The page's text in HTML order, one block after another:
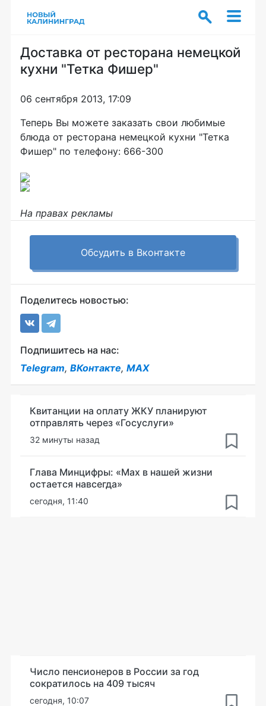
Доставка от ресторана немецкой
кухни "Тетка Фишер"
06 сентября 2013, 17:09
Теперь Вы можете заказать свои любимые
блюда от ресторана немецкой кухни "Тетка
Фишер" по телефону: 666-300
На правах рекламы
Обсудить в Вконтакте
Поделитесь новостью:
Подпишитесь на нас:
Telegram, ВКонтакте, MAX
Квитанции на оплату ЖКУ планируют
отправлять через «Госуслуги»
32 минуты назад
Глава Минцифры: «Мах в нашей жизни
остается навсегда»
сегодня, 11:40
Число пенсионеров в России за год
сократилось на 409 тысяч
сегодня, 10:07